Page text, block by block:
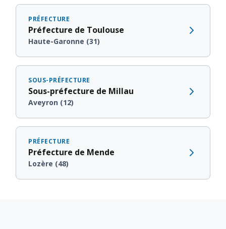
PRÉFECTURE
Préfecture de Toulouse
Haute-Garonne (31)
SOUS-PRÉFECTURE
Sous-préfecture de Millau
Aveyron (12)
PRÉFECTURE
Préfecture de Mende
Lozère (48)